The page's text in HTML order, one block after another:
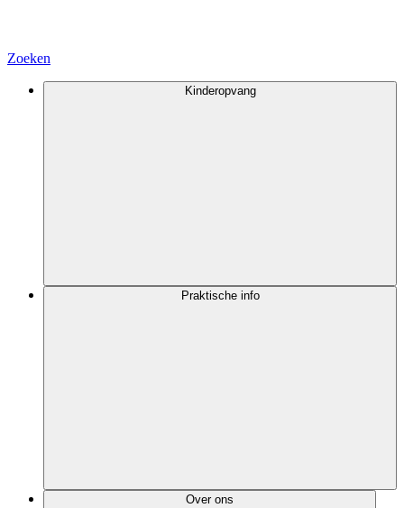
Zoeken
Kinderopvang
Praktische info
Over ons